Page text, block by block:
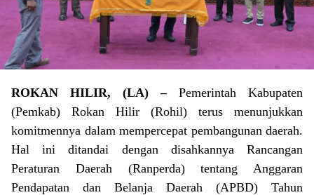
ROKAN HILIR, (LA) –Pemerintah Kabupaten
(Pemkab) Rokan Hilir (Rohil) terus menunjukkan
komitmennya dalam mempercepat pembangunan daerah.
Hal ini ditandai dengan disahkannya Rancangan
Peraturan Daerah (Ranperda) tentang Anggaran
Pendapatan dan Belanja Daerah (APBD) Tahun